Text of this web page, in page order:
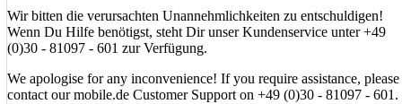
Wir bitten die verursachten Unannehmlichkeiten zu entschuldigen!
Wenn Du Hilfe benötigst, steht Dir unser Kundenservice unter +49
(0)30 - 81097 - 601 zur Verfügung.
We apologise for any inconvenience! If you require assistance, please
contact our mobile.de Customer Support on +49 (0)30 - 81097 - 601.